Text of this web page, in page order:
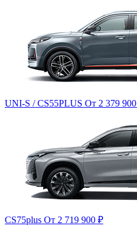
UNI-S / CS55PLUS От 2 379 900
CS75plus От 2 719 900 ₽